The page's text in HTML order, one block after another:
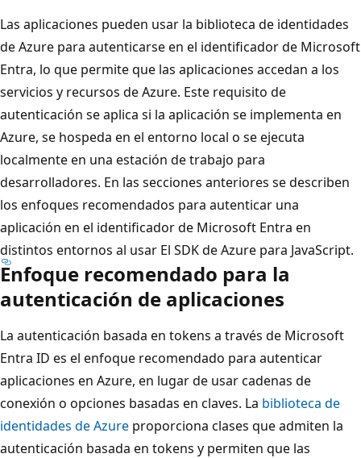
Las aplicaciones pueden usar la biblioteca de identidades
de Azure para autenticarse en el identificador de Microsoft
Entra, lo que permite que las aplicaciones accedan a los
servicios y recursos de Azure. Este requisito de
autenticación se aplica si la aplicación se implementa en
Azure, se hospeda en el entorno local o se ejecuta
localmente en una estación de trabajo para
desarrolladores. En las secciones anteriores se describen
los enfoques recomendados para autenticar una
aplicación en el identificador de Microsoft Entra en
distintos entornos al usar El SDK de Azure para JavaScript.
Enfoque recomendado para la
autenticación de aplicaciones
La autenticación basada en tokens a través de Microsoft
Entra ID es el enfoque recomendado para autenticar
aplicaciones en Azure, en lugar de usar cadenas de
conexión o opciones basadas en claves. La biblioteca de
identidades de Azure proporciona clases que admiten la
autenticación basada en tokens y permiten que las